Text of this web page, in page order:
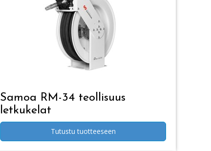
Samoa RM-34 teollisuus
letkukelat
Tutustu tuotteeseen